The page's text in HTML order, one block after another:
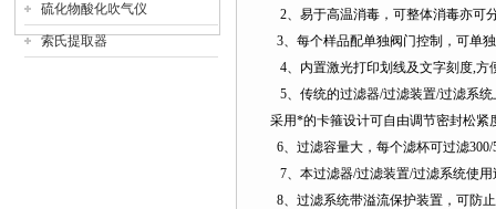
硫化物酸化吹气仪
索氏提取器
2、易于高温消毒，可整体消毒亦可
3、每个样品配单独阀门控制，可单
4、内置激光打印划线及文字刻度,方
5、传统的过滤器/过滤装置/过滤系
采用*的卡箍设计可自由调节密封松
6、过滤容量大，每个滤杯可过滤300/
7、本过滤器/过滤装置/过滤系统使用
8、过滤系统带溢流保护装置，可防